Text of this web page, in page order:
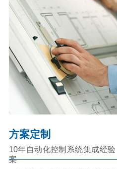
方案定制
10年自动化控制系统集成经
案